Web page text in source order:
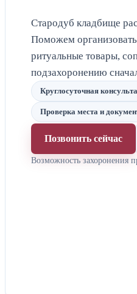
Стародуб кладбище
Поможем
ритуальные товары,
подзахоронению
Круглосуточная
Проверка места и
Позвонить сейчас
Возможность захоронения